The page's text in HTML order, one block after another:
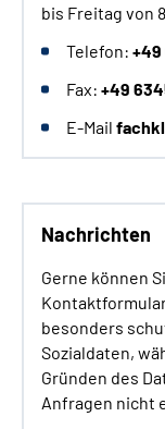
bis Freitag von
Telefon:
Fax: +49
E-Mail
Nachrichten
Gerne können
besonders
Sozialdaten,
Gründen des
Anfragen nicht